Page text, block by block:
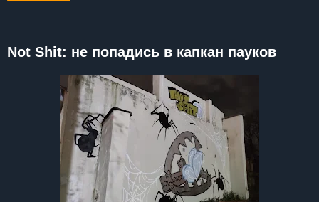
Not Shit: не попадись в капкан пауков